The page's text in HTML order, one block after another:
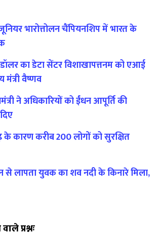
भारोत्तोलन चैंपियनशिप में भारत के
का डेटा सेंटर विशाखापत्तनम को एआई
मंत्री वैष्णव
ने अधिकारियों को ईंधन आपूर्ति की
के कारण करीब 200 लोगों को सुरक्षित
से लापता युवक का शव नदी के किनारे मिला,
प्रश्नः